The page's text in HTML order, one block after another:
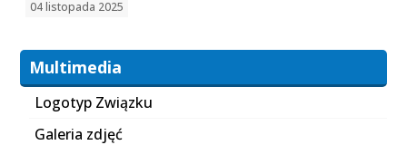
04 listopada 2025
Multimedia
Logotyp Związku
Galeria zdjęć